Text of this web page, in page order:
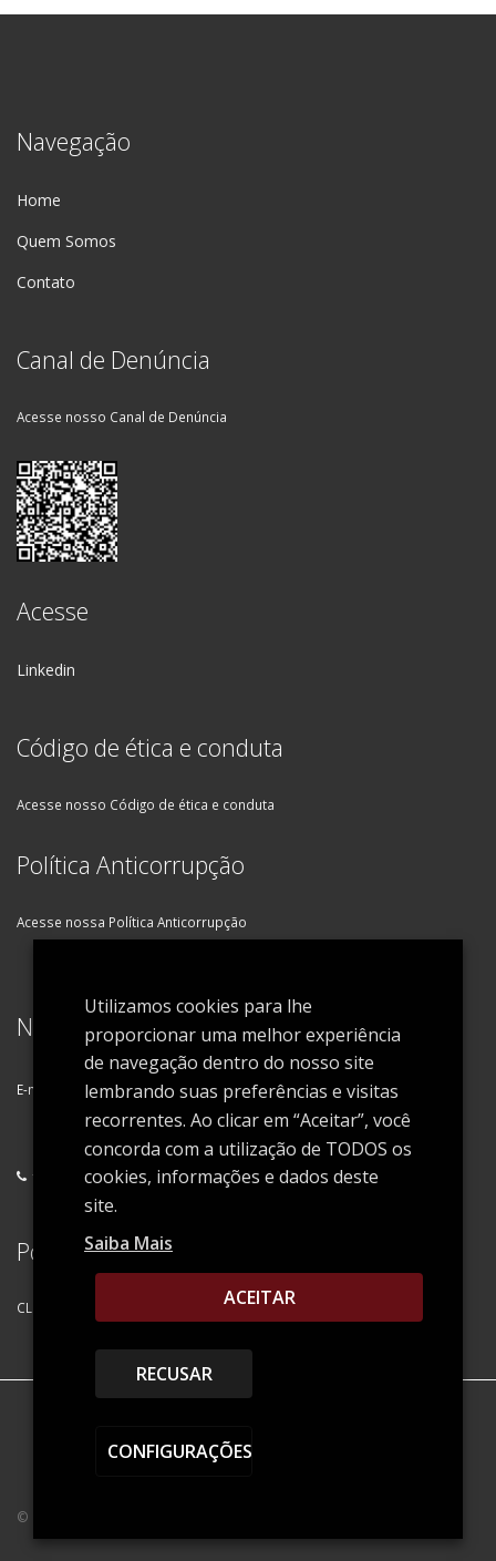
Navegação
Home
Quem Somos
Contato
Canal de Denúncia
Acesse nosso Canal de Denúncia
Acesse
Linkedin
Código de ética e conduta
Acesse nosso Código de ética e conduta
Política Anticorrupção
Acesse nossa Política Anticorrupção
Newsletter
E-mail OK
+55 (11) 5591-3200 info@giantcargo.com.br
Política de Privacidade
CLIQUE AQUI PARA VER A NOSSA POLÍTICA DE PRIVACIDADE
© Copyright 2017. Todos os direitos Reservados.
Utilizamos cookies para lhe
proporcionar uma melhor experiência
de navegação dentro do nosso site
lembrando suas preferências e visitas
recorrentes. Ao clicar em “Aceitar”, você
concorda com a utilização de TODOS os
cookies, informações e dados deste
site.
Saiba Mais
ACEITAR
RECUSAR
CONFIGURAÇÕES